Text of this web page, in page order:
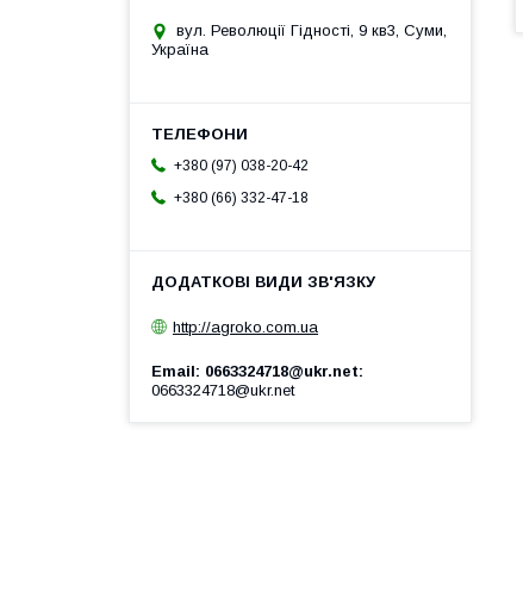
вул. Революції Гідності, 9 кв3, Суми,
Україна
+380 (97) 038-20-42
+380 (66) 332-47-18
http://agroko.com.ua
Email: 0663324718@ukr.net
0663324718@ukr.net